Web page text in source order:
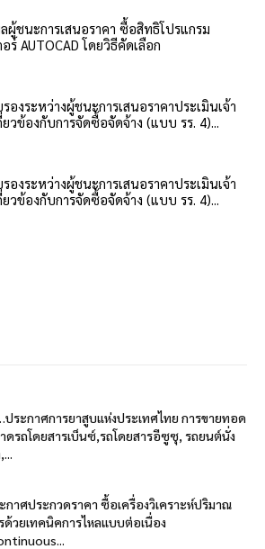
ผู้ชนะการเสนอราคา ซื้อสิทธิโปรแกรม
ร์ AUTOCAD โดยวิธีคัดเลือก
รองระหว่างผู้ชนะการเสนอราคาประเมินเจ้า
วข้องกับการจัดซื้อจัดจ้าง (แบบ รร. 4)...
รองระหว่างผู้ชนะการเสนอราคาประเมินเจ้า
วข้องกับการจัดซื้อจัดจ้าง (แบบ รร. 4)...
ประกาศการยาสูบแห่งประเทศไทย การขายทอด
ดรถโดยสารเบ็นซ์,รถโดยสารอีซูซุ, รถยนต์นั่ง
กาศประกวดราคา ซื้อเครื่องวิเคราะห์ปริมาณ
ด้วยเทคนิคการไหลแบบต่อเนื่อง